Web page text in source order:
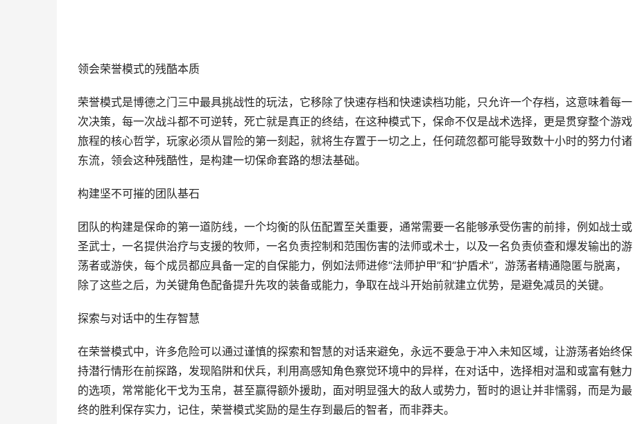
领会荣誉模式的残酷本质
荣誉模式是博德之门三中最具挑战性的玩法，它移除了快速存档和快速读档功能，只允许一个存档，这意味着每一
次决策，每一次战斗都不可逆转，死亡就是真正的终结，在这种模式下，保命不仅是战术选择，更是贯穿整个游戏
旅程的核心哲学，玩家必须从冒险的第一刻起，就将生存置于一切之上，任何疏忽都可能导致数十小时的努力付诸
东流，领会这种残酷性，是构建一切保命套路的想法基础。
构建坚不可摧的团队基石
团队的构建是保命的第一道防线，一个均衡的队伍配置至关重要，通常需要一名能够承受伤害的前排，例如战士或
圣武士，一名提供治疗与支援的牧师，一名负责控制和范围伤害的法师或术士，以及一名负责侦查和爆发输出的游
荡者或游侠，每个成员都应具备一定的自保能力，例如法师进修“法师护甲”和“护盾术”，游荡者精通隐匿与脱离，
除了这些之后，为关键角色配备提升先攻的装备或能力，争取在战斗开始前就建立优势，是避免减员的关键。
探索与对话中的生存智慧
在荣誉模式中，许多危险可以通过谨慎的探索和智慧的对话来避免，永远不要急于冲入未知区域，让游荡者始终保
持潜行情形在前探路，发现陷阱和伏兵，利用高感知角色察觉环境中的异样，在对话中，选择相对温和或富有魅力
的选项，常常能化干戈为玉帛，甚至赢得额外援助，面对明显强大的敌人或势力，暂时的退让并非懦弱，而是为最
终的胜利保存实力，记住，荣誉模式奖励的是生存到最后的智者，而非莽夫。